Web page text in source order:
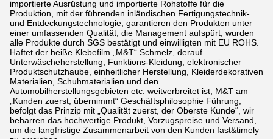
importierte Ausrüstung und importierte Rohstoffe für die
Produktion, mit der führenden inländischen Fertigungstechnik-
und Entdeckungstechnologie, garantieren den Produkten unter
einer umfassenden Qualität, die Management aufspürt, wurden
alle Produkte durch SGS bestätigt und einwilligten mit EU ROHS.
Haftet der heiße Klebefilm „M&T“ Schmelz, derauf
Unterwäscheherstellung, Funktions-Kleidung, elektronischer
Produktschutzhaube, einheitlicher Herstellung, Kleiderdekorativen
Materialien, Schuhmaterialien und den
Automobilherstellungsgebieten etc. weitverbreitet ist, M&T am
„Kunden zuerst, übernimmt“ Geschäftsphilosophie Führung,
befolgt das Prinzip mit „Qualität zuerst, der Oberste Kunde“, wir
beharren das hochwertige Produkt, Vorzugspreise und Versand,
um die langfristige Zusammenarbeit von den Kunden fast&timely